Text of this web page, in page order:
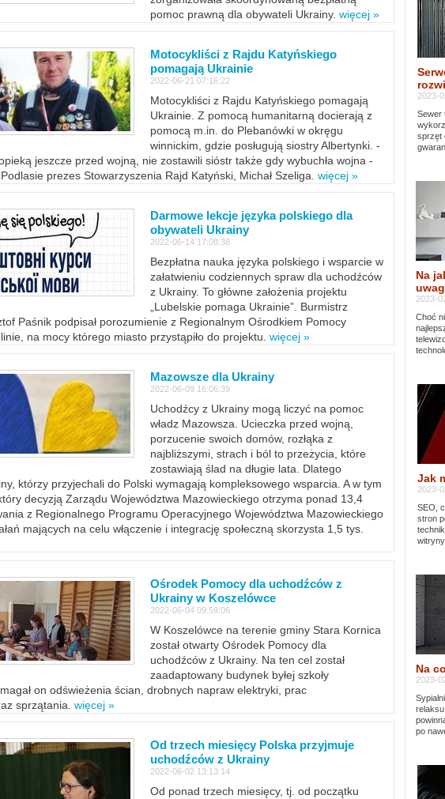
pomoc prawną dla obywateli Ukrainy. więcej »
Motocykliści z Rajdu Katyńskiego
pomagają Ukrainie
2022-06-21 07:16:22
Motocykliści z Rajdu Katyńskiego pomagają
Ukrainie. Z pomocą humanitarną docierają z
pomocą m.in. do Plebanówki w okręgu
winnickim, gdzie posługują siostry Albertynki. -
jeszcze przed wojną, nie zostawili sióstr także gdy wybuchła wojna -
prezes Stowarzyszenia Rajd Katyński, Michał Szeliga. więcej »
Darmowe lekcje języka polskiego dla
obywateli Ukrainy
2022-06-14 17:08:38
Bezpłatna nauka języka polskiego i wsparcie w
załatwieniu codziennych spraw dla uchodźców
z Ukrainy. To główne założenia projektu
„Lubelskie pomaga Ukrainie”. Burmistrz
Paśnik podpisał porozumienie z Regionalnym Ośrodkiem Pomocy
na mocy którego miasto przystąpiło do projektu. więcej »
Mazowsze dla Ukrainy
2022-06-09 16:06:39
Uchodźcy z Ukrainy mogą liczyć na pomoc
władz Mazowsza. Ucieczka przed wojną,
porzucenie swoich domów, rozłąka z
najbliższymi, strach i ból to przeżycia, które
zostawiają ślad na długie lata. Dlatego
którzy przyjechali do Polski wymagają kompleksowego wsparcia. A w tym
decyzją Zarządu Województwa Mazowieckiego otrzyma ponad 13,4
z Regionalnego Programu Operacyjnego Województwa Mazowieckiego
mających na celu włączenie i integrację społeczną skorzysta 1,5 tys.
Ośrodek Pomocy dla uchodźców z
Ukrainy w Koszelówce
2022-06-04 09:59:06
W Koszelówce na terenie gminy Stara Kornica
został otwarty Ośrodek Pomocy dla
uchodźców z Ukrainy. Na ten cel został
zaadaptowany budynek byłej szkoły
on odświeżenia ścian, drobnych napraw elektryki, prac
sprzątania. więcej »
Od trzech miesięcy Polska przyjmuje
uchodźców z Ukrainy
2022-06-02 13:13:14
Od ponad trzech miesięcy, tj. od początku
2023-
Sewer
sprzęt
Na
2023-
Choć
Jak
2023-
SEO,
stron
Na
2023-
po